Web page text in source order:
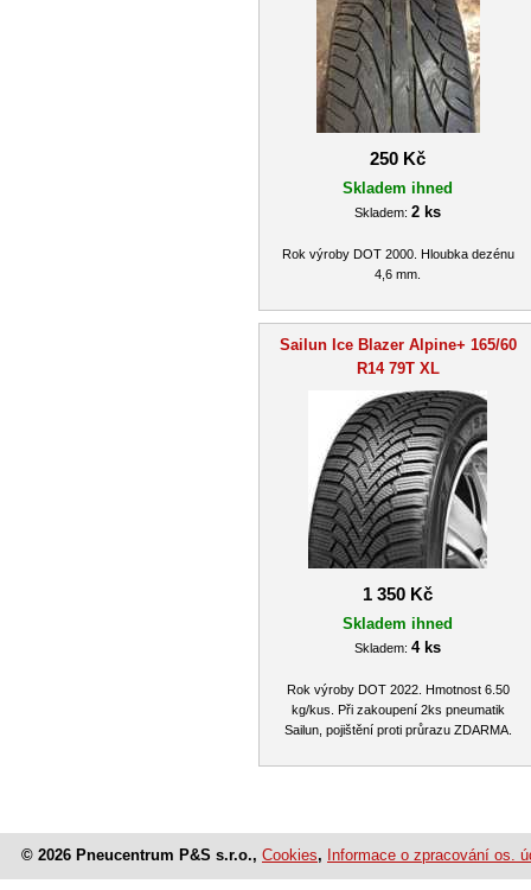
250 Kč
Skladem ihned
Skladem: 2 ks
Rok výroby DOT 2000. Hloubka dezénu
4,6 mm.
Sailun Ice Blazer Alpine+ 165/60
R14 79T XL
1 350 Kč
Skladem ihned
Skladem: 4 ks
Rok výroby DOT 2022. Hmotnost 6.50
kg/kus. Při zakoupení 2ks pneumatik
Sailun, pojištění proti průrazu ZDARMA.
© 2026 Pneucentrum P&S s.r.o., Cookies, Informace o zpracování os.